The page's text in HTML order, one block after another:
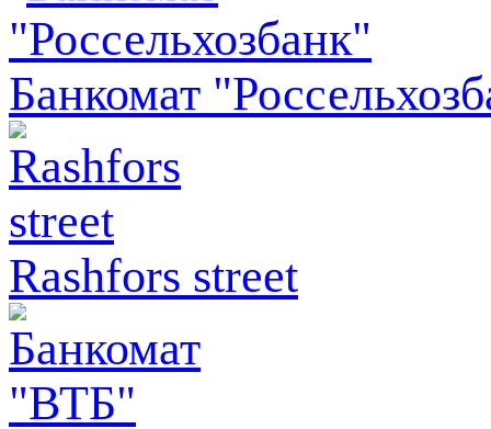
Банкомат
Rashfors street